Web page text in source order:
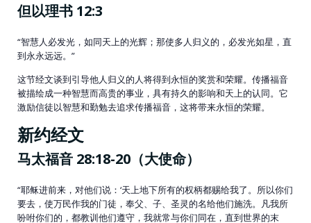
但以理书 12:3
“智慧人必发光，如同天上的光辉；那使多人归义的，必发光如星，直
到永永远远。”
这节经文谈到引导他人归义的人将得到永恒的奖赏和荣耀。传播福音
被描绘成一种智慧而高贵的事业，具有持久的影响和天上的认同。它
激励信徒以智慧和勤勉去追求传播福音，这将带来永恒的荣耀。
新约经文
马太福音 28:18-20（大使命）
“耶稣进前来，对他们说：‘天上地下所有的权柄都赐给我了。所以你们
要去，使万民作我的门徒，奉父、子、圣灵的名给他们施洗。凡我所
吩咐你们的，都教训他们遵守，我就常与你们同在，直到世界的末